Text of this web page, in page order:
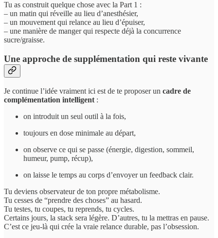
Tu as construit quelque chose avec la Part 1 :
– un matin qui réveille au lieu d’anesthésier,
– un mouvement qui relance au lieu d’épuiser,
– une manière de manger qui respecte déjà la concurrence
sucre/graisse.
Une approche de supplémentation qui reste vivante
Je continue l’idée vraiment ici est de te proposer un cadre de
complémentation intelligent :
on introduit un seul outil à la fois,
toujours en dose minimale au départ,
on observe ce qui se passe (énergie, digestion, sommeil,
humeur, pump, récup),
on laisse le temps au corps d’envoyer un feedback clair.
Tu deviens observateur de ton propre métabolisme.
Tu cesses de “prendre des choses” au hasard.
Tu testes, tu coupes, tu reprends, tu cycles.
Certains jours, la stack sera légère. D’autres, tu la mettras en pause.
C’est ce jeu-là qui crée la vraie relance durable, pas l’obsession.